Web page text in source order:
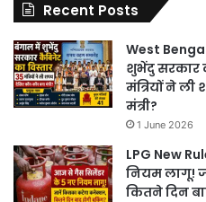
Recent Posts
West
शुभेंदु सरकार
मंत्रियों ने
मंत्री?
1 June 2026
LPG New
नियम लागू!
कितने दिन